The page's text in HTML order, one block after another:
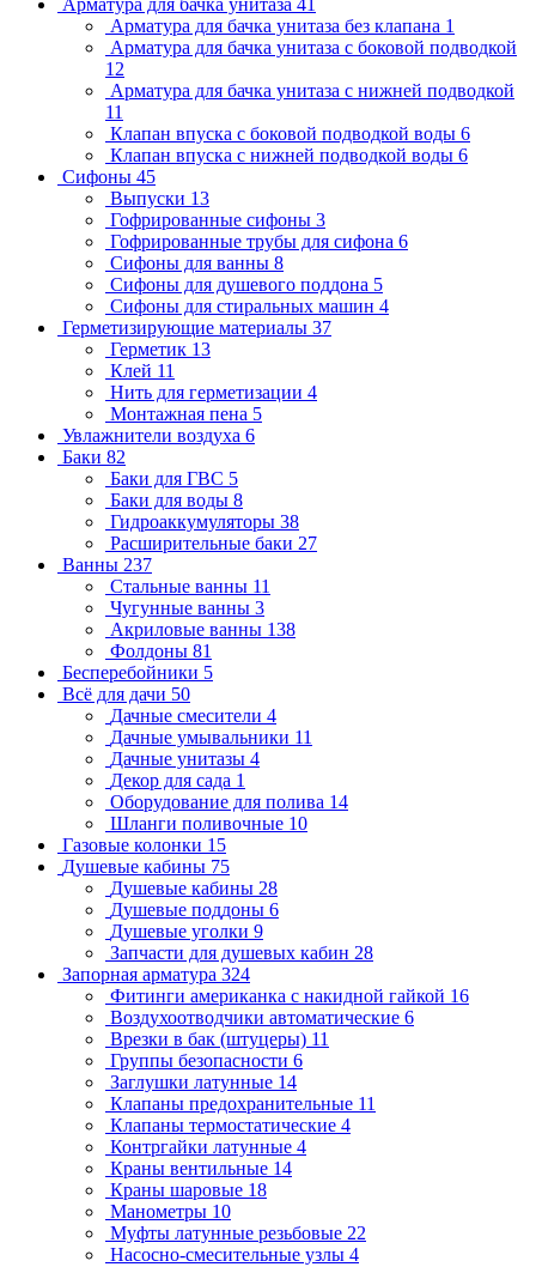
Арматура для бачка унитаза 41
Арматура для бачка унитаза без клапана 1
Арматура для бачка унитаза с боковой подводкой
12
Арматура для бачка унитаза с нижней подводкой
11
Клапан впуска с боковой подводкой воды 6
Клапан впуска с нижней подводкой воды 6
Сифоны 45
Выпуски 13
Гофрированные сифоны 3
Гофрированные трубы для сифона 6
Сифоны для ванны 8
Сифоны для душевого поддона 5
Сифоны для стиральных машин 4
Герметизирующие материалы 37
Герметик 13
Клей 11
Нить для герметизации 4
Монтажная пена 5
Увлажнители воздуха 6
Баки 82
Баки для ГВС 5
Баки для воды 8
Гидроаккумуляторы 38
Расширительные баки 27
Ванны 237
Стальные ванны 11
Чугунные ванны 3
Акриловые ванны 138
Фолдоны 81
Бесперебойники 5
Всё для дачи 50
Дачные смесители 4
Дачные умывальники 11
Дачные унитазы 4
Декор для сада 1
Оборудование для полива 14
Шланги поливочные 10
Газовые колонки 15
Душевые кабины 75
Душевые кабины 28
Душевые поддоны 6
Душевые уголки 9
Запчасти для душевых кабин 28
Запорная арматура 324
Фитинги американка с накидной гайкой 16
Воздухоотводчики автоматические 6
Врезки в бак (штуцеры) 11
Группы безопасности 6
Заглушки латунные 14
Клапаны предохранительные 11
Клапаны термостатические 4
Контргайки латунные 4
Краны вентильные 14
Краны шаровые 18
Манометры 10
Муфты латунные резьбовые 22
Насосно-смесительные узлы 4